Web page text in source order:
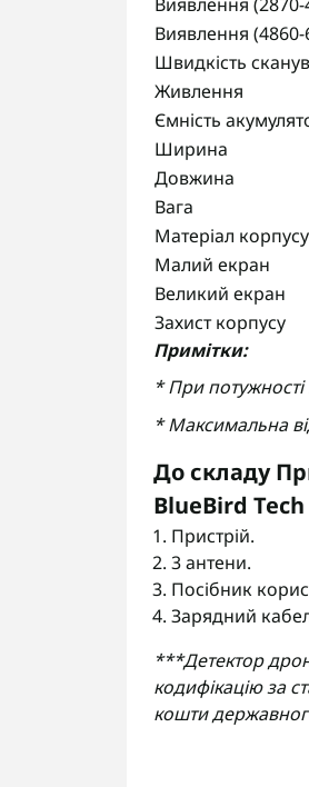
Виявлення (
Швидкість
Живлення
Ємність
Ширина
Довжина
Вага
Матеріал корпусу
Малий екран
Великий екран
Захист корпусу
Примітки:
* При потужності
* Максимальна
До складу
BlueBird Tech
Пристрій.
3 антени.
Посібник
Зарядний
***Детектор
кодифікацію за
кошти